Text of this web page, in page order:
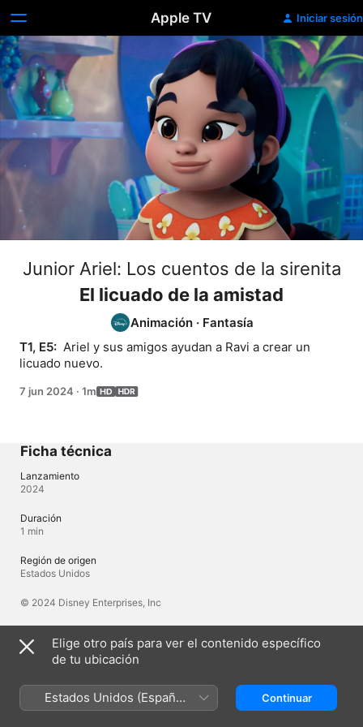
Apple TV Iniciar sesión
Junior Ariel: Los cuentos de la sirenita
El licuado de la amistad
Animación · Fantasía
T1, E5: Ariel y sus amigos ayudan a Ravi a crear un
licuado nuevo.
7 jun 2024 · 1m
Ficha técnica
Lanzamiento
2024
Duración
1 min
Región de origen
Estados Unidos
© 2024 Disney Enterprises, Inc
Idiomas
Inglés, Inglés (Reino Unido)
Elige otro país para ver el contenido específico
de tu ubicación
Estados Unidos (Español
México)
Continuar